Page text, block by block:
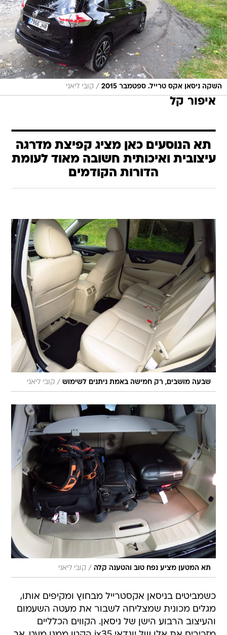
השקה ניסאן אקס טרייל. ספטמבר 2015 / קובי ליאני
איפור קל
תא הנוסעים כאן מציג קפיצת מדרגה
עיצובית ואיכותית חשובה מאוד לעומת
הדורות הקודמים
שבעה מושבים, רק חמישה באמת ניתנים לשימוש / קובי ליאני
תא המטען מציע נפח טוב והטענה קלה / קובי ליאני
כשמביטים בניסאן אקסטרייל מבחוץ ומקיפים אותו,
מגלים מכונית שמצליחה לשבור את מעטה השעמום
והעיצוב הרבוע הישן של ניסאן. הקווים הכלליים